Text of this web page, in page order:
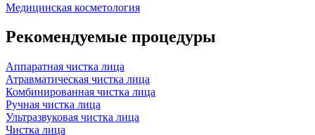
Медицинская косметология
Рекомендуемые процедуры
Аппаратная чистка лица
Атравматическая чистка лица
Комбинированная чистка лица
Ручная чистка лица
Ультразвуковая чистка лица
Чистка лица